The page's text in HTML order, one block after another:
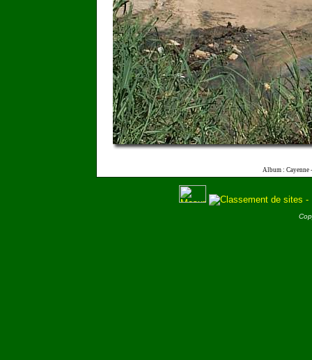
Album : Cayenne